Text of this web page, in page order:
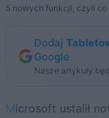
5 nowych funkcji, czyli
Dodaj
Google
Nasze artykuły
Microsoft ustalił nowy harmonogram aktualizacji